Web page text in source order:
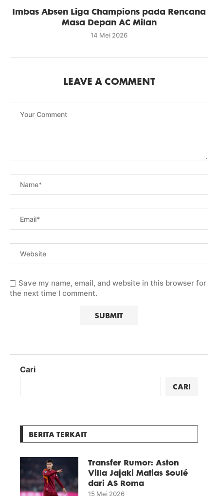
Imbas Absen Liga Champions pada Rencana
Masa Depan AC Milan
14 Mei 2026
LEAVE A COMMENT
Save my name, email, and website in this browser for
the next time I comment.
Cari
CARI
BERITA TERKAIT
Transfer Rumor: Aston
Villa Jajaki Matias Soulé
dari AS Roma
15 Mei 2026